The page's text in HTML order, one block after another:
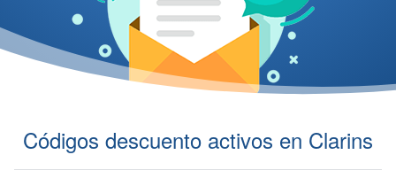
Códigos descuento activos en Clarins